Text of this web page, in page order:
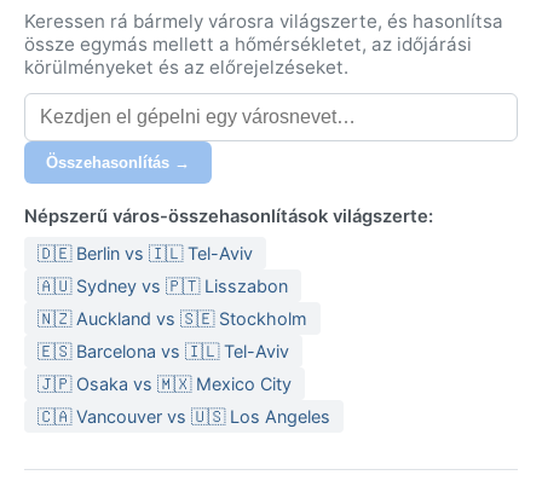
Keressen rá bármely városra világszerte, és hasonlítsa
össze egymás mellett a hőmérsékletet, az időjárási
körülményeket és az előrejelzéseket.
Összehasonlítás →
Népszerű város-összehasonlítások világszerte:
🇩🇪 Berlin vs 🇮🇱 Tel-Aviv
🇦🇺 Sydney vs 🇵🇹 Lisszabon
🇳🇿 Auckland vs 🇸🇪 Stockholm
🇪🇸 Barcelona vs 🇮🇱 Tel-Aviv
🇯🇵 Osaka vs 🇲🇽 Mexico City
🇨🇦 Vancouver vs 🇺🇸 Los Angeles